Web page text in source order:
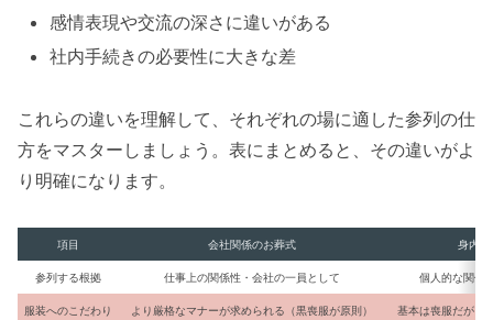
感情表現や交流の深さに違いがある
社内手続きの必要性に大きな差
これらの違いを理解して、それぞれの場に適した参列の仕
方をマスターしましょう。表にまとめると、その違いがよ
り明確になります。
項目 会社関係のお葬式 身内
参列する根拠 仕事上の関係性・会社の一員として 個人的な関係
服装へのこだわり より厳格なマナーが求められる（黒喪服が原則） 基本は喪服だが、